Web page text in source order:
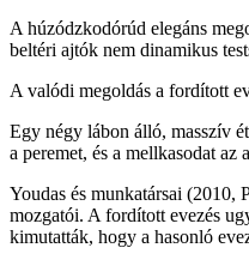
A húzódzkodórúd elegáns
beltéri ajtók nem dinamikus
A valódi megoldás a fordított
Egy négy lábon álló, masszív
a peremet, és a mellkasodat az
Youdas és munkatársai (2010,
mozgatói. A fordított evezés
kimutatták, hogy a hasonló